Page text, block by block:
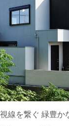
線を繋ぐ 緑豊か